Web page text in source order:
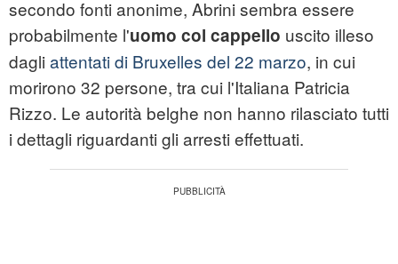
secondo fonti anonime, Abrini sembra essere
probabilmente l'uomo col cappello uscito illeso
dagli attentati di Bruxelles del 22 marzo, in cui
morirono 32 persone, tra cui l'Italiana Patricia
Rizzo. Le autorità belghe non hanno rilasciato tutti
i dettagli riguardanti gli arresti effettuati.